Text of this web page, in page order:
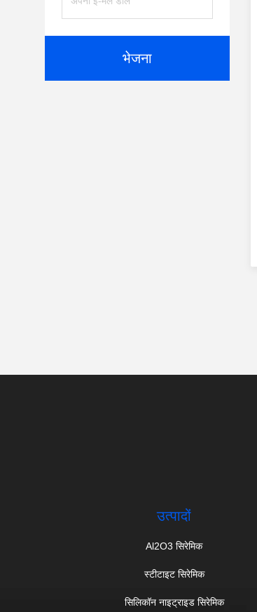
भेजना
उत्पादों
Al2O3 सिरेमिक
स्टीटाइट सिरेमिक
सिलिकॉन नाइट्राइड सिरेमिक